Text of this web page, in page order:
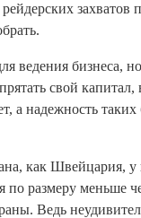
захватов
ведения бизнеса,
свой капитал,
а надежность таких
как Швейцария, у
по размеру меньше
Ведь